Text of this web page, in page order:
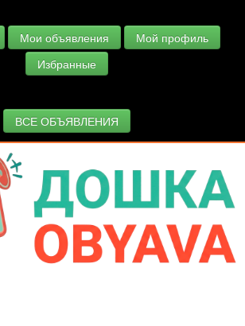
Мои объявления
Мой профиль
Избранные
ВСЕ ОБЪЯВЛЕНИЯ